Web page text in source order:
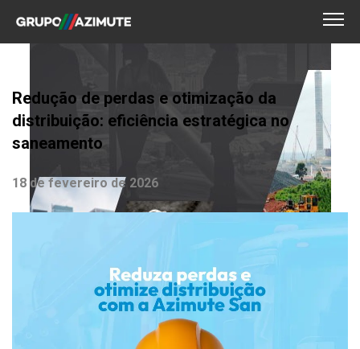
Redução de perdas e otimização da
distribuição: eficiência estratégica no
saneamento
18 de fevereiro de 2026